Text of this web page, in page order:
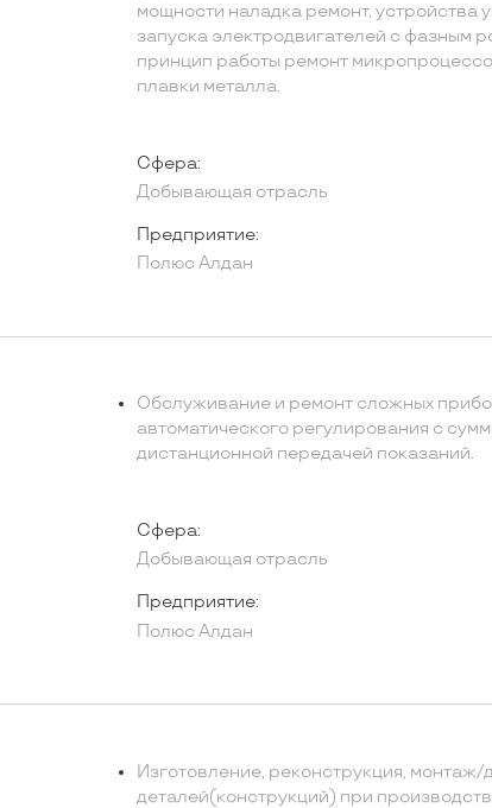
мощности наладка ремонт, устройства
запуска электродвигателей с фазным
принцип работы ремонт
плавки металла.
Сфера:
Добывающая отрасль
Предприятие:
Полюс Алдан
Обслуживание и ремонт сложных
автоматического регулирования с
дистанционной передачей показаний.
Сфера:
Добывающая отрасль
Предприятие:
Полюс Алдан
Изготовление, реконструкция,
деталей(конструкций) при